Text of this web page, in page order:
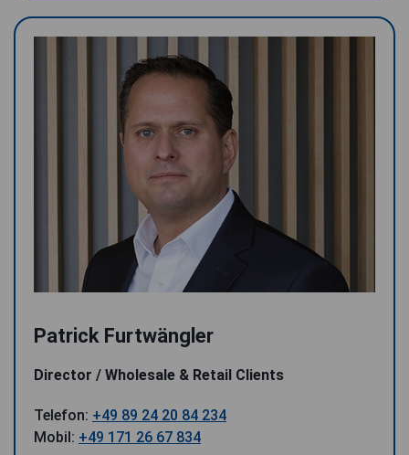
Patrick Furtwängler
Director / Wholesale & Retail Clients
Telefon: +49 89 24 20 84 234
Mobil: +49 171 26 67 834